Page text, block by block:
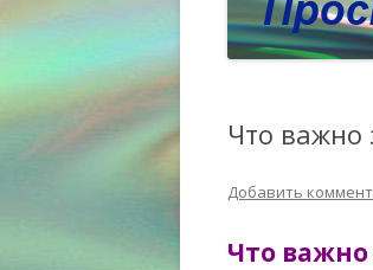
Что важно
Добавить
Что важно